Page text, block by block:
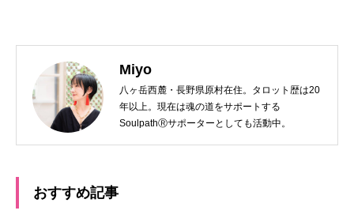
Miyo
八ヶ岳西麓・長野県原村在住。タロット歴は20
年以上。現在は魂の道をサポートする
SoulpathⓇサポーターとしても活動中。
おすすめ記事